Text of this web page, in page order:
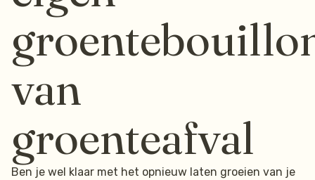
van
groenteafval
Ben je wel klaar met het opnieuw laten groeien van je